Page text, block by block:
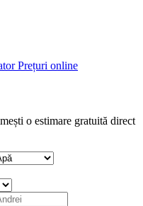
Prețuri online
o estimare gratuită direct